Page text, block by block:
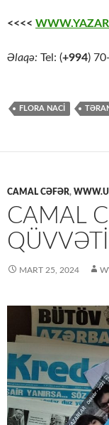
<<<<
Əlaqə: Tel: (+994)
FLORA NACİ
CAMAL CƏFƏR,
CAMAL
MART 25, 2024